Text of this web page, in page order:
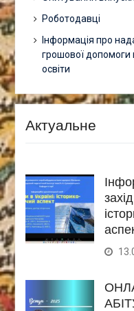
Роботодавці
Інформація про
грошової допомоги
освіти
Актуальне